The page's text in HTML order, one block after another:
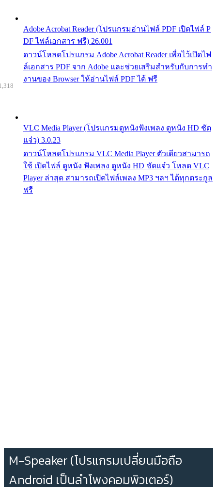
Adobe Acrobat Reader (โปรแกรมอ่านไฟล์ PDF เปิดไฟล์ P
DF ไฟล์เอกสาร ฟรี) 26.001
ดาวน์โหลดโปรแกรม Adobe Acrobat Reader เพื่อไว้เปิดไฟ
ล์เอกสาร PDF จาก Adobe และช่วยเสริมสำหรับกับการทำ
งานของ Browser ให้อ่านไฟล์ PDF ได้ ฟรี
VLC Media Player (โปรแกรมดูหนังฟังเพลง ดูหนัง HD ชัด
แจ๋ว) 3.0.23
ดาวน์โหลดโปรแกรม VLC Media Player ตัวเดียวสามารถ
ใช้ เปิดไฟล์ ดูหนัง ฟังเพลง ดูหนัง HD ชัดแจ๋ว โหลด VLC
Player ล่าสุด สามารถเปิดไฟล์เพลง MP3 ฯลฯ ได้ทุกตระกูล
ฟรี
M-Speaker (โปรแกรมเปลี่ยนมือถือ
Android เป็นลำโพงคอมพิวเตอร์)